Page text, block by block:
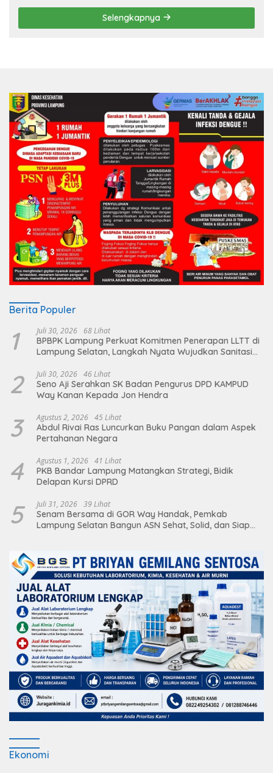
Selengkapnya
Berita Populer
1 Juli 30, 2026 68 Lihat
BPBPK Lampung Perkuat Komitmen Penerapan LLTT di
Lampung Selatan, Langkah Nyata Wujudkan Sanitasi
2 Juli 30, 2026 46 Lihat
Seno Aji Serahkan SK Badan Pengurus DPD KAMPUD
Way Kanan Kepada Jon Hendra
3 Agustus 2, 2026 45 Lihat
Abdul Rivai Ras Luncurkan Buku Pangan dalam Aspek
Pertahanan Negara
4 Agustus 1, 2026 41 Lihat
PKB Bandar Lampung Matangkan Strategi, Bidik
Delapan Kursi DPRD
5 Juli 31, 2026 39 Lihat
Senam Bersama di GOR Way Handak, Pemkab
Lampung Selatan Bangun ASN Sehat, Solid, dan Siap
Ekonomi